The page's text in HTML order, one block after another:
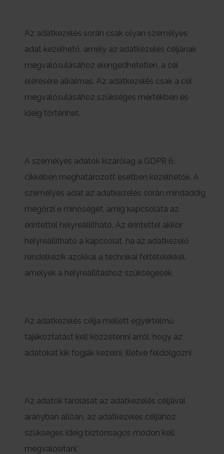
Az adatkezelés során csak olyan személyes
adat kezelhető, amely az adatkezelés céljának
megvalósulásához elengedhetetlen, a cél
elérésére alkalmas. Az adatkezelés csak a cél
megvalósulásához szükséges mértékben és
ideig történhet.
A személyes adatok kizárólag a GDPR 6.
cikkében meghatározott esetben kezelhetők. A
személyes adat az adatkezelés során mindaddig
megőrzi e minőségét, amíg kapcsolata az
érintettel helyreállítható. Az érintettel akkor
helyreállítható a kapcsolat, ha az adatkezelő
rendelkezik azokkal a technikai feltételekkel,
amelyek a helyreállításhoz szükségesek.
Az adatkezelés célja mellett egyértelmű
tájékoztatást kell közzétenni arról, hogy az
adatokat kik fogják kezelni, illetve feldolgozni.
Az adatok tárolását az adatkezelés céljával
arányban állóan, az adatkezelés céljához
szükséges ideig biztonságos módon kell
megvalósítani.